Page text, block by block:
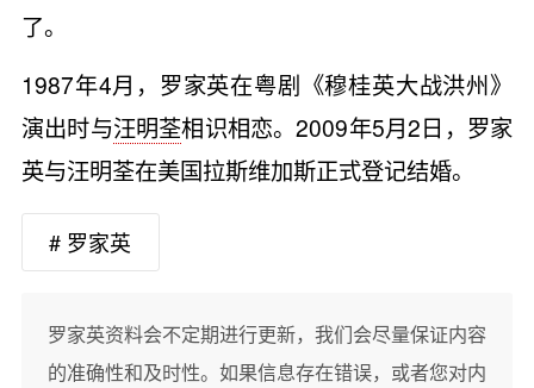
了。
1987年4月，罗家英在粤剧《穆桂英大战洪州》
演出时与汪明荃相识相恋。2009年5月2日，罗家
英与汪明荃在美国拉斯维加斯正式登记结婚。
# 罗家英
罗家英资料会不定期进行更新，我们会尽量保证内容
的准确性和及时性。如果信息存在错误，或者您对内